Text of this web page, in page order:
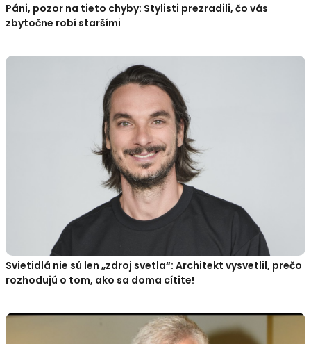
Páni, pozor na tieto chyby: Stylisti prezradili, čo vás
zbytočne robí staršími
Svietidlá nie sú len „zdroj svetla“: Architekt vysvetlil, prečo
rozhodujú o tom, ako sa doma cítite!